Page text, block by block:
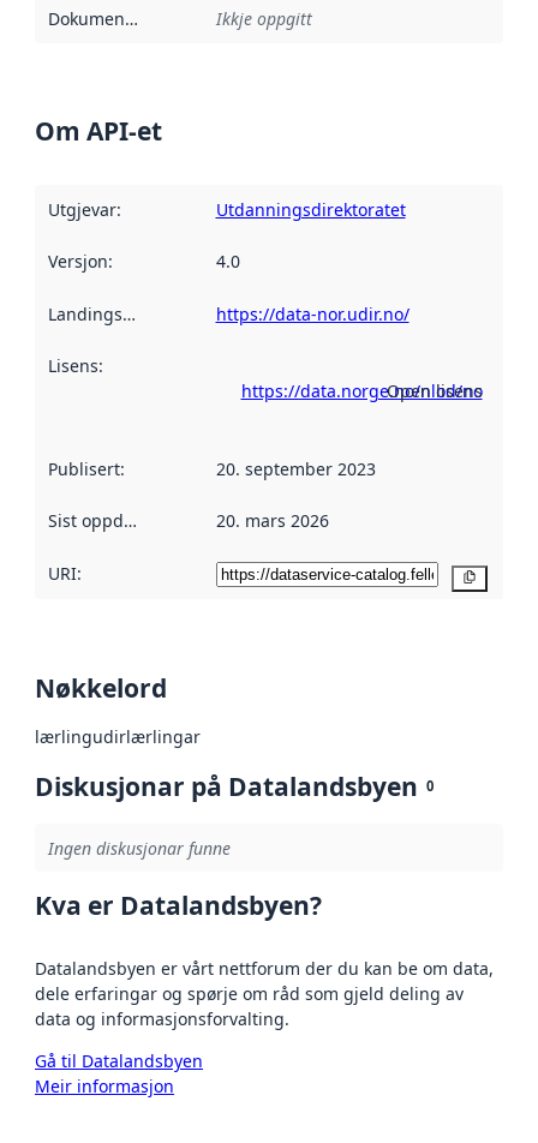
Dokumentasjon Ikkje oppgitt
Om API-et
Utgjevar: Utdanningsdirektoratet
Versjon: 4.0
Landingsside https://data-nor.udir.no/
Lisens:
https://data.norge.no/nlod/no
Open lisens
Publisert: 20. september 2023
Sist oppdatert 20. mars 2026
URI:
Nøkkelord
lærlingudirlærlingar
Diskusjonar på Datalandsbyen 0
Ingen diskusjonar funne
Kva er Datalandsbyen?
Datalandsbyen er vårt nettforum der du kan be om data,
dele erfaringar og spørje om råd som gjeld deling av
data og informasjonsforvalting.
Gå til Datalandsbyen
Meir informasjon